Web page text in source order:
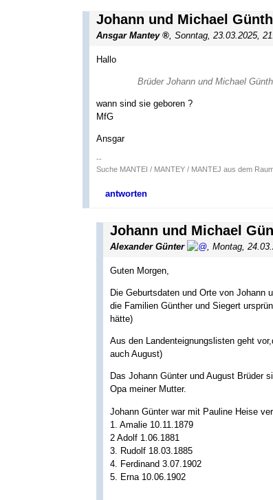
Johann und Michael
Ansgar Mantey Sonntag, 23.03.2025,
Hallo
Brüder Johann und Michael
wann sind sie geboren ?
MfG
Ansgar
--
Suche MANTEI / MANTEY / MANTEJ aus dem
antworten
Johann und Michael
Alexander Günter , Montag,
Guten Morgen,
Die Geburtsdaten und Orte von Johann
die Familien Günther und Siegert
hätte)
Aus den Landenteignungslisten geht
auch August)
Das Johann Günter und August Brüder
Opa meiner Mutter.
Johann Günter war mit Pauline Heise
1. Amalie 10.11.1879
2 Adolf 1.06.1881
3. Rudolf 18.03.1885
4. Ferdinand 3.07.1902
5. Erna 10.06.1902